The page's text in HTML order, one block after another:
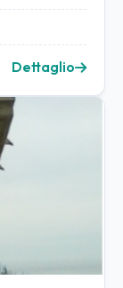
Dettaglio